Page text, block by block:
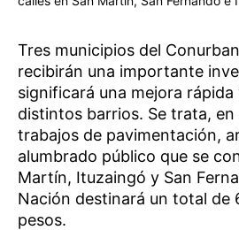
Tres municipios del
recibirán una importante
significará una mejora
distintos barrios. Se trata, en
trabajos de pavimentación,
alumbrado público que se
Martín, Ituzaingó y San
Nación destinará un total de
pesos.